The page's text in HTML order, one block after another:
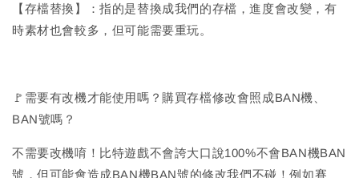
【存檔替換】：指的是替換成我們的存檔，進度會改變，有
時素材也會較多，但可能需要重玩。
🚩需要有改機才能使用嗎？購買存檔修改會照成BAN機、
BAN號嗎？
不需要改機唷！比特遊戲不會誇大口說100%不會BAN機BAN
號，但可能會造成BAN機BAN號的修改我們不碰！例如賽